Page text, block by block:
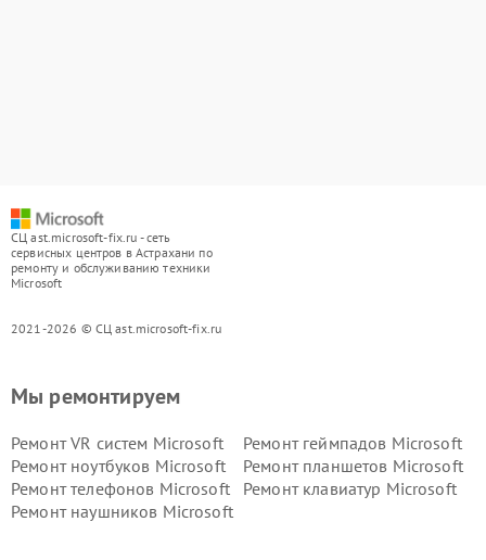
СЦ ast.microsoft-fix.ru - сеть
сервисных центров в Астрахани по
ремонту и обслуживанию техники
Microsoft
2021-2026 © СЦ ast.microsoft-fix.ru
Мы ремонтируем
Ремонт VR систем Microsoft
Ремонт геймпадов Microsoft
Ремонт ноутбуков Microsoft
Ремонт планшетов Microsoft
Ремонт телефонов Microsoft
Ремонт клавиатур Microsoft
Ремонт наушников Microsoft